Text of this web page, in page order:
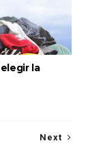
la
Next